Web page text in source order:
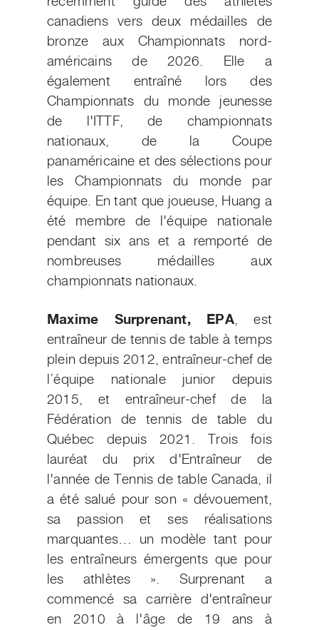
canadiens vers deux médailles de
bronze aux Championnats nord-
américains de 2026. Elle a
également entraîné lors des
Championnats du monde jeunesse
de l'ITTF, de championnats
nationaux, de la Coupe
panaméricaine et des sélections pour
les Championnats du monde par
équipe. En tant que joueuse, Huang a
été membre de l'équipe nationale
pendant six ans et a remporté de
nombreuses médailles aux
championnats nationaux.
Maxime Surprenant, EPA, est
entraîneur de tennis de table à temps
plein depuis 2012, entraîneur-chef de
l’équipe nationale junior depuis
2015, et entraîneur-chef de la
Fédération de tennis de table du
Québec depuis 2021. Trois fois
lauréat du prix d'Entraîneur de
l'année de Tennis de table Canada, il
a été salué pour son « dévouement,
sa passion et ses réalisations
marquantes… un modèle tant pour
les entraîneurs émergents que pour
les athlètes ». Surprenant a
commencé sa carrière d'entraîneur
en 2010 à l'âge de 19 ans à